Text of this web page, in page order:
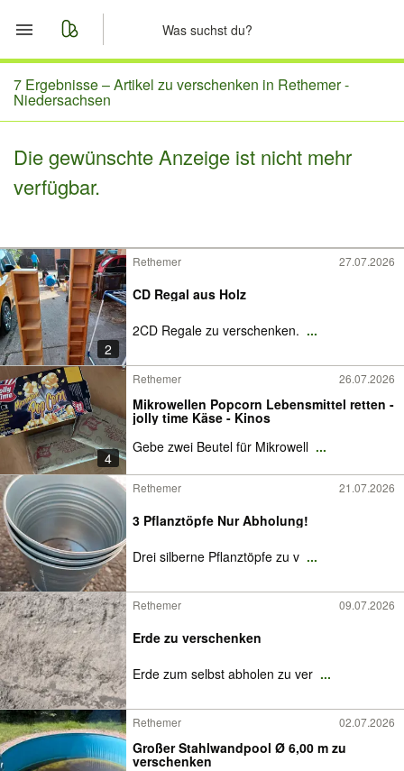
Start
Merkliste
Nachrichten
7 Ergebnisse –Artikel zu verschenken in Rethemer -
Niedersachsen
Die gewünschte Anzeige ist nicht mehr
verfügbar.
2
Rethemer 27.07.2026
CD Regal aus Holz
2CD Regale zu verschenken. ...
4
Rethemer 26.07.2026
Mikrowellen Popcorn Lebensmittel retten -
jolly time Käse - Kinos
Gebe zwei Beutel für Mikrowell ...
Rethemer 21.07.2026
3 Pflanztöpfe Nur Abholung!
Drei silberne Pflanztöpfe zu v ...
Rethemer 09.07.2026
Erde zu verschenken
Erde zum selbst abholen zu ver ...
Rethemer 02.07.2026
Großer Stahlwandpool Ø 6,00 m zu
verschenken